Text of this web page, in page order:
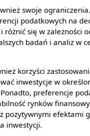
swoje
podatkowych na
się w zależności
badań i analiz w
korzyści
inwestycje w
preferencje
rynków
pozytywnymi efektami
inwestycji.